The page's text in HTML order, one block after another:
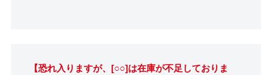
【恐れ入りますが、[○○]は在庫が不足しておりま